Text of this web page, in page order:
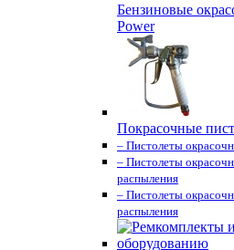
Бензиновые
Power
Покрасочные
– Пистолеты
– Пистолеты
распыления
– Пистолеты
распыления